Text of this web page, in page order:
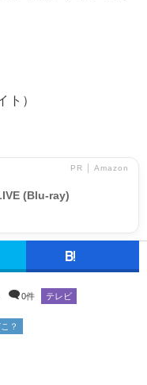
ト）
PR │ Amazon
(Blu-ray)
0件 テレビ
？